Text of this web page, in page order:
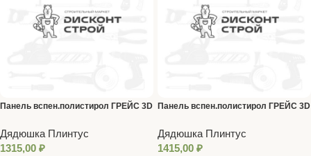
Панель вспен.полистирол ГРЕЙС 3D
Дядюшка Плинтус
1315,00 ₽
Панель вспен.полистирол ГРЕЙС 3D
Дядюшка Плинтус
1415,00 ₽